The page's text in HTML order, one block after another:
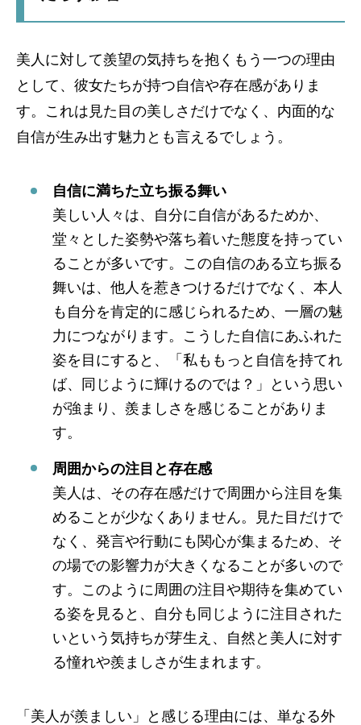
美人に対して羨望の気持ちを抱くもう一つの理由
として、彼女たちが持つ自信や存在感がありま
す。これは見た目の美しさだけでなく、内面的な
自信が生み出す魅力とも言えるでしょう。
自信に満ちた立ち振る舞い
美しい人々は、自分に自信があるためか、
堂々とした姿勢や落ち着いた態度を持ってい
ることが多いです。この自信のある立ち振る
舞いは、他人を惹きつけるだけでなく、本人
も自分を肯定的に感じられるため、一層の魅
力につながります。こうした自信にあふれた
姿を目にすると、「私ももっと自信を持てれ
ば、同じように輝けるのでは？」という思い
が強まり、羨ましさを感じることがありま
す。
周囲からの注目と存在感
美人は、その存在感だけで周囲から注目を集
めることが少なくありません。見た目だけで
なく、発言や行動にも関心が集まるため、そ
の場での影響力が大きくなることが多いので
す。このように周囲の注目や期待を集めてい
る姿を見ると、自分も同じように注目された
いという気持ちが芽生え、自然と美人に対す
る憧れや羨ましさが生まれます。
「美人が羨ましい」と感じる理由には、単なる外